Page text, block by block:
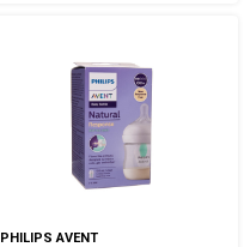
PHILIPS AVENT